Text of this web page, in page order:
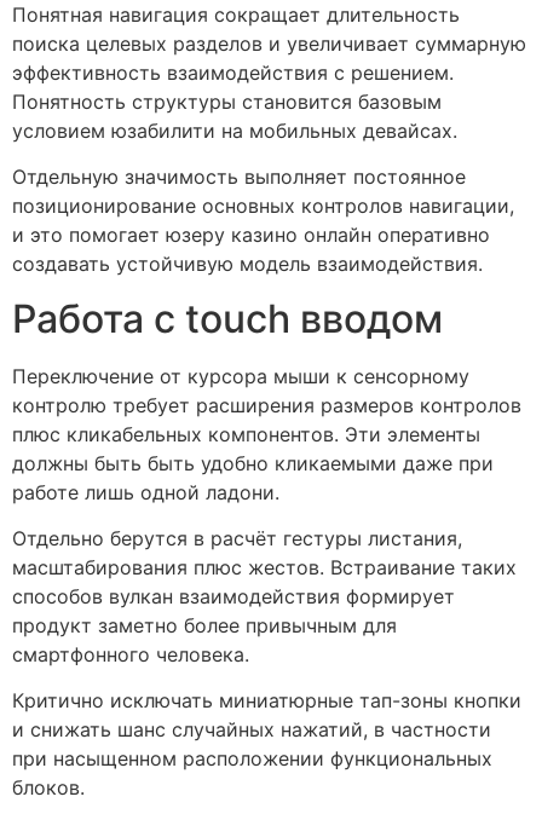
Понятная навигация сокращает длительность
поиска целевых разделов и увеличивает суммарную
эффективность взаимодействия с решением.
Понятность структуры становится базовым
условием юзабилити на мобильных девайсах.
Отдельную значимость выполняет постоянное
позиционирование основных контролов навигации,
и это помогает юзеру казино онлайн оперативно
создавать устойчивую модель взаимодействия.
Работа с touch вводом
Переключение от курсора мыши к сенсорному
контролю требует расширения размеров контролов
плюс кликабельных компонентов. Эти элементы
должны быть быть удобно кликаемыми даже при
работе лишь одной ладони.
Отдельно берутся в расчёт гестуры листания,
масштабирования плюс жестов. Встраивание таких
способов вулкан взаимодействия формирует
продукт заметно более привычным для
смартфонного человека.
Критично исключать миниатюрные тап-зоны кнопки
и снижать шанс случайных нажатий, в частности
при насыщенном расположении функциональных
блоков.